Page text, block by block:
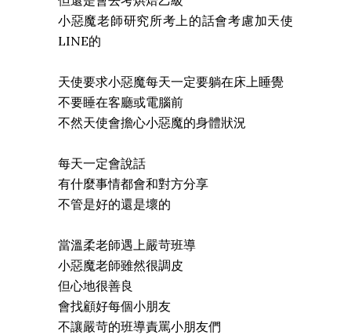
小惡魔老師研究所考上的話會考慮加天使
LINE的
天使要求小惡魔每天一定要躺在床上睡覺
不要睡在客廳或電腦前
不然天使會擔心小惡魔的身體狀況
每天一定會說話
有什麼事情都會和對方分享
不管是好的還是壞的
當溫柔老師遇上嚴苛班導
小惡魔老師雖然很調皮
但心地很善良
會找顧好每個小朋友
不讓嚴苛的班導責罵小朋友們